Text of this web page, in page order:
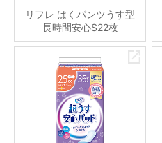
リフレ はくパンツうす型
長時間安心S22枚